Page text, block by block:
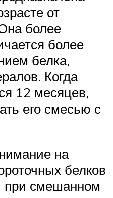
от
более
более
белка,
Когда
12 месяцев,
его смесью с
на
белков
при смешанном